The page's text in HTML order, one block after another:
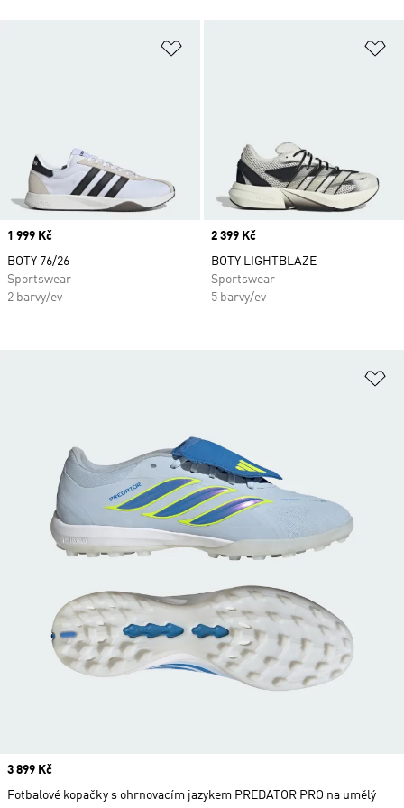
Price
1 999 Kč
BOTY 76/26
Sportswear
2 barvy/ev
Price
2 399 Kč
BOTY LIGHTBLAZE
Sportswear
5 barvy/ev
Price
3 899 Kč
Fotbalové kopačky s ohrnovacím jazykem PREDATOR PRO na umělý